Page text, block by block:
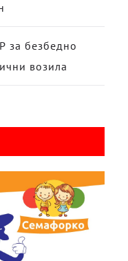
за безбедно
возила